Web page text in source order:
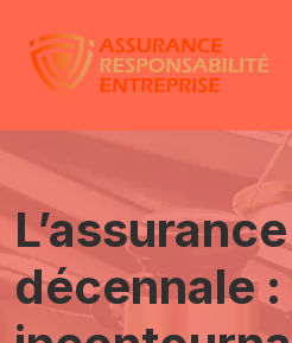
L’assurance
décennale :